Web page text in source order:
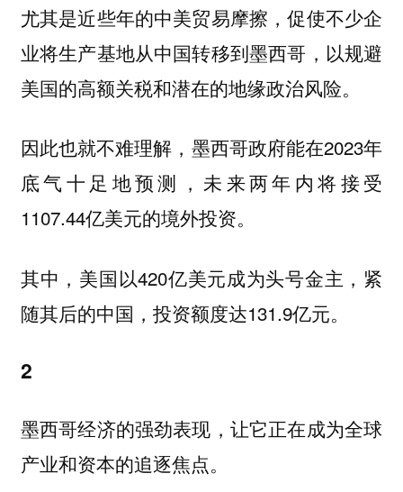
尤其是近些年的中美贸易摩擦，促使不少企
业将生产基地从中国转移到墨西哥，以规避
美国的高额关税和潜在的地缘政治风险。
因此也就不难理解，墨西哥政府能在2023年
底气十足地预测，未来两年内将接受
1107.44亿美元的境外投资。
其中，美国以420亿美元成为头号金主，紧
随其后的中国，投资额度达131.9亿元。
2
墨西哥经济的强劲表现，让它正在成为全球
产业和资本的追逐焦点。